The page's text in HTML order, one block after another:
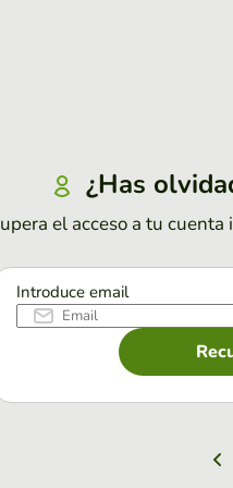
¿Has
el acceso a tu
Introduce email